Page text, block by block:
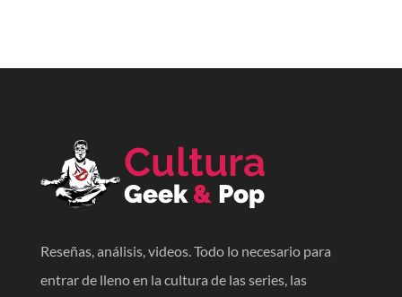
Reseñas, análisis, videos. Todo lo necesario para
entrar de lleno en la cultura de las series, las